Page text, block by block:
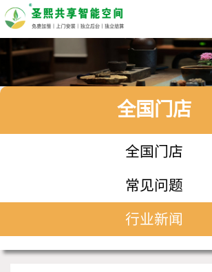
全国门店
全国门店
常见问题
行业新闻